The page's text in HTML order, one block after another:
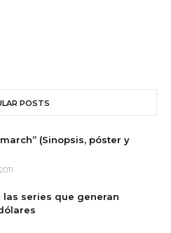
POSTS
(Sinopsis, póster y
las series que generan